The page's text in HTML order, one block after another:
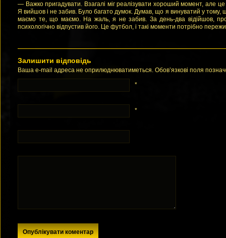
— Важко пригадувати. Взагалі міг реалізувати хороший момент, але це
Я вийшов і не забив. Було багато думок. Думав, що я винуватий у тому,
маємо те, що маємо. На жаль, я не забив. За день-два відійшов,
психологічно відпустив його. Це футбол, і такі моменти потрібно
Залишити відповідь
Ваша e-mail адреса не оприлюднюватиметься. Обов’язкові поля
*
*